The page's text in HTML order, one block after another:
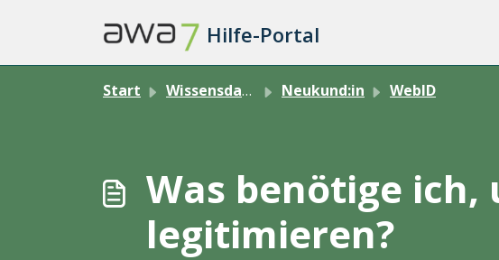
Hilfe-Portal
Start Wissensdatenbank Neukund:in WebID
Was benötige ich,
legitimieren?